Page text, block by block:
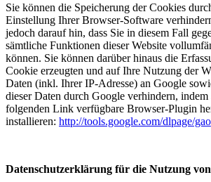
Sie können die Speicherung der Cookies
Einstellung Ihrer Browser-Software
jedoch darauf hin, dass Sie in diesem Fall
sämtliche Funktionen dieser Website
können. Sie können darüber hinaus die
Cookie erzeugten und auf Ihre Nutzung der
Daten (inkl. Ihrer IP-Adresse) an Google
dieser Daten durch Google verhindern, indem
folgenden Link verfügbare Browser-Plugin
installieren: http://tools.google.com/dlpage/
Datenschutzerklärung für die Nutzung von